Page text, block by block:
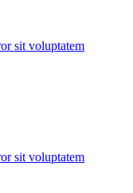
sit voluptatem
sit voluptatem